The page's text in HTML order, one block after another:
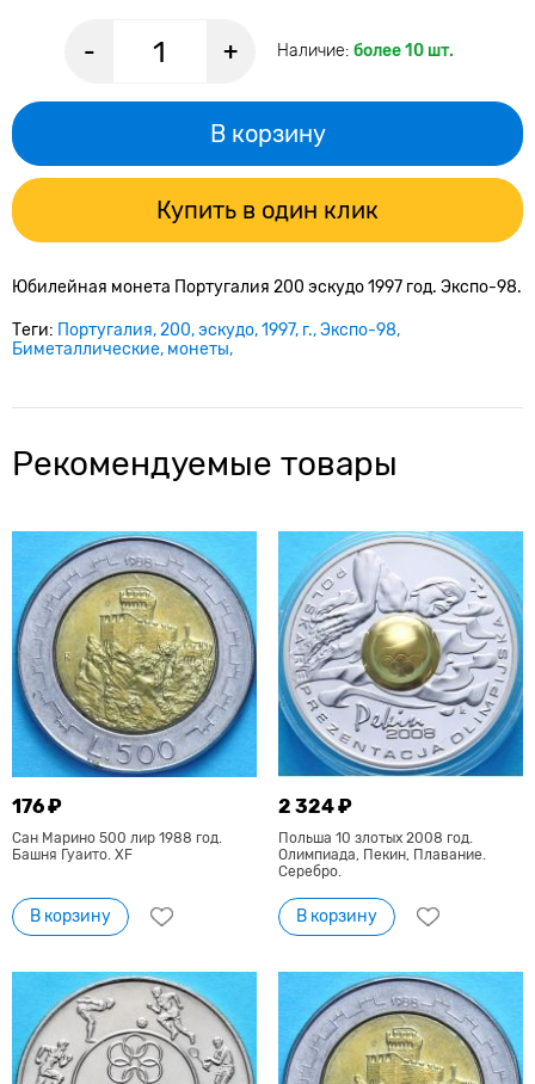
- + Наличие: более 10 шт.
В корзину
Купить в один клик
Юбилейная монета Португалия 200 эскудо 1997 год. Экспо-98.
Теги: Португалия 200 эскудо 1997 г. Экспо-98
Биметаллические монеты
Рекомендуемые товары
176 ₽
Сан Марино 500 лир 1988 год.
Башня Гуаито. XF
В корзину
2 324 ₽
Польша 10 злотых 2008 год.
Олимпиада, Пекин, Плавание.
Серебро.
В корзину